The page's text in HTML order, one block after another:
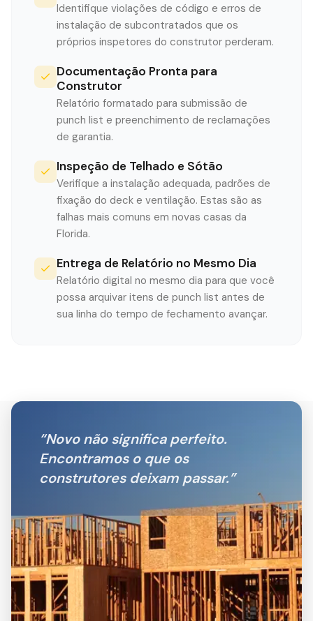
Identifique violações de código e erros de
instalação de subcontratados que os
próprios inspetores do construtor perderam.
Documentação Pronta para
Construtor
Relatório formatado para submissão de
punch list e preenchimento de reclamações
de garantia.
Inspeção de Telhado e Sótão
Verifique a instalação adequada, padrões de
fixação do deck e ventilação. Estas são as
falhas mais comuns em novas casas da
Florida.
Entrega de Relatório no Mesmo Dia
Relatório digital no mesmo dia para que você
possa arquivar itens de punch list antes de
sua linha do tempo de fechamento avançar.
“Novo não significa perfeito.
Encontramos o que os
construtores deixam passar.”